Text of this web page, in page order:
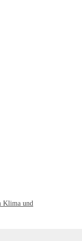
Klima und